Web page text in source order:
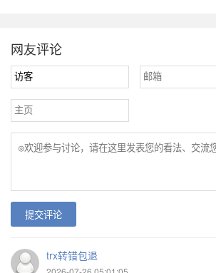
网友评论
提交评论
trx转错包退